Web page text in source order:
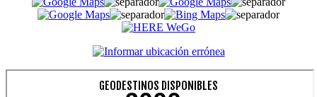
GEODESTINOS DISPONIBLES